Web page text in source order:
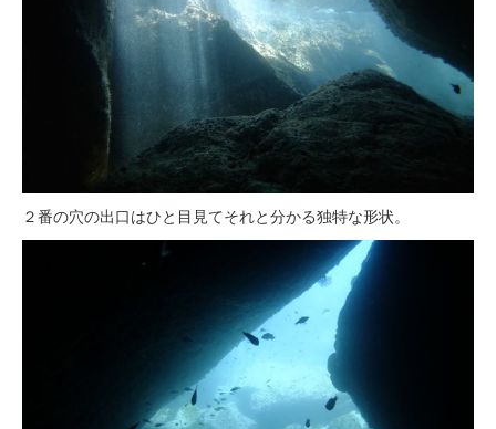
２番の穴の出口はひと目見てそれと分かる独特な形状。